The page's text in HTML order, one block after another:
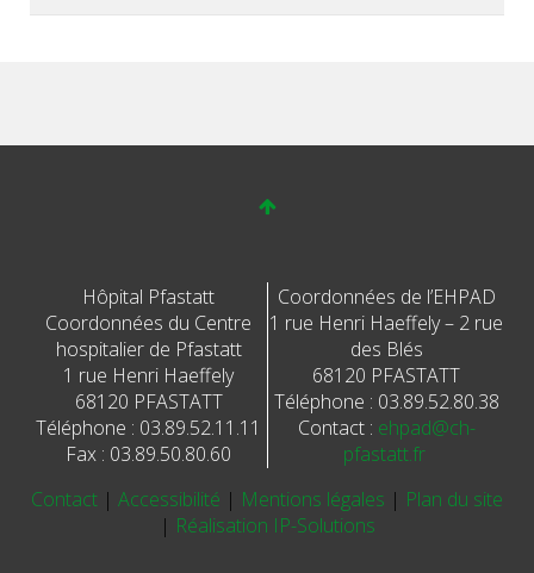
Hôpital Pfastatt
Coordonnées du Centre
hospitalier de Pfastatt
1 rue Henri Haeffely
68120 PFASTATT
Téléphone : 03.89.52.11.11
Fax : 03.89.50.80.60
Coordonnées de l’EHPAD
1 rue Henri Haeffely – 2 rue
des Blés
68120 PFASTATT
Téléphone : 03.89.52.80.38
Contact : ehpad@ch-
pfastatt.fr
Contact | Accessibilité | Mentions légales | Plan du site
| Réalisation IP-Solutions